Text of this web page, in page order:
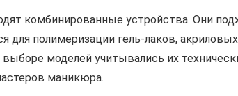
комбинированные устройства. Они
для полимеризации гель-лаков,
моделей учитывались их
маникюра.